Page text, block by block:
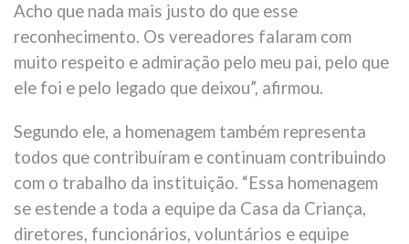
Acho que nada mais justo do que esse
reconhecimento. Os vereadores falaram com
muito respeito e admiração pelo meu pai, pelo que
ele foi e pelo legado que deixou”, afirmou.
Segundo ele, a homenagem também representa
todos que contribuíram e continuam contribuindo
com o trabalho da instituição. “Essa homenagem
se estende a toda a equipe da Casa da Criança,
diretores, funcionários, voluntários e equipe